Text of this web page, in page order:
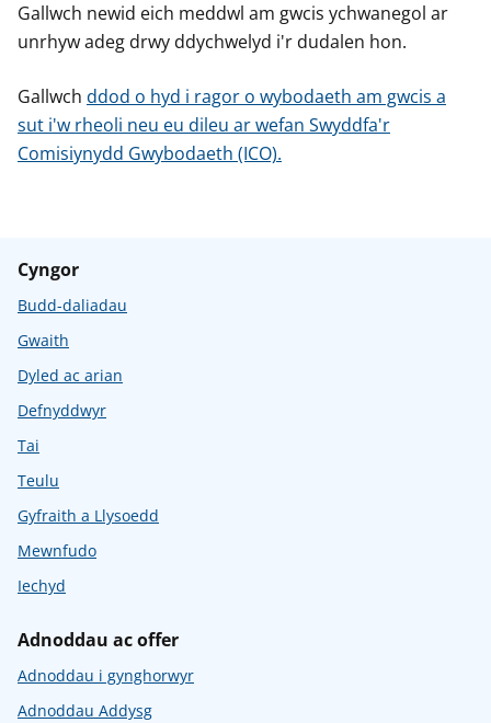
Gallwch newid eich meddwl am gwcis ychwanegol ar
unrhyw adeg drwy ddychwelyd i'r dudalen hon.
Gallwch ddod o hyd i ragor o wybodaeth am gwcis a
sut i'w rheoli neu eu dileu ar wefan Swyddfa'r
Comisiynydd Gwybodaeth (ICO).
Cyngor
Budd-daliadau
Gwaith
Dyled ac arian
Defnyddwyr
Tai
Teulu
Gyfraith a Llysoedd
Mewnfudo
Iechyd
Adnoddau ac offer
Adnoddau i gynghorwyr
Adnoddau Addysg